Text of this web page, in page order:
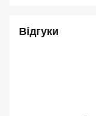
Відгуки